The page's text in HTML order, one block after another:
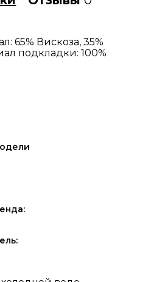
65% Вискоза, 35%
подкладки: 100%